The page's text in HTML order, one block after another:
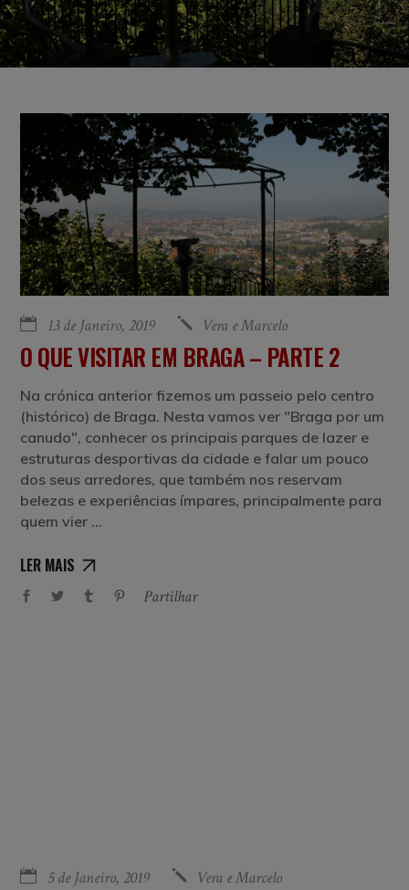
13 de Janeiro, 2019 Vera e Marcelo
O QUE VISITAR EM BRAGA – PARTE 2
Na crónica anterior fizemos um passeio pelo centro
(histórico) de Braga. Nesta vamos ver "Braga por um
canudo", conhecer os principais parques de lazer e
estruturas desportivas da cidade e falar um pouco
dos seus arredores, que também nos reservam
belezas e experiências ímpares, principalmente para
quem vier
LER MAIS
Partilhar
5 de Janeiro, 2019 Vera e Marcelo